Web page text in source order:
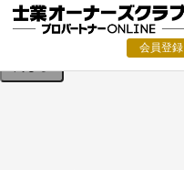
会員登録
検索条件を入力してください。